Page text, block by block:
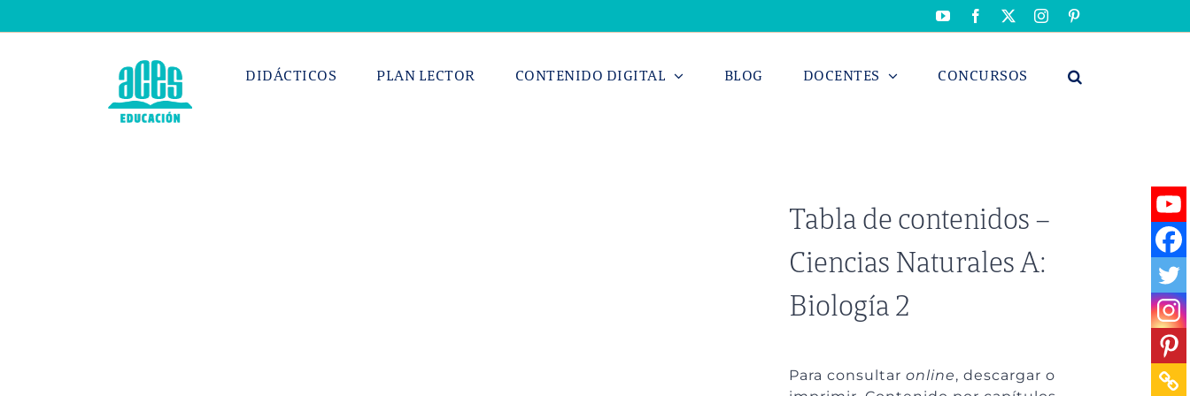
al
YouTubeFacebook Instagram
DIDÁCTICOS PLAN LECTOR CONTENIDO DIGITAL BLOG DOCENTES CONCURSOS
Tabla de contenidos –
Ciencias Naturales A:
Biología 2
Para consultar online, descargar o